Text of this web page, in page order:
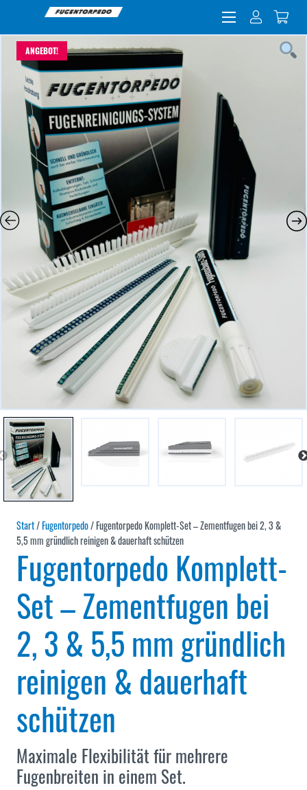
ANGEBOT!
Start/Fugentorpedo/ Fugentorpedo Komplett-Set – Zementfugen bei 2, 3 &
5,5 mm gründlich reinigen & dauerhaft schützen
Fugentorpedo Komplett-
Set – Zementfugen bei
2, 3 & 5,5 mm gründlich
reinigen & dauerhaft
schützen
Maximale Flexibilität für mehrere
Fugenbreiten in einem Set.